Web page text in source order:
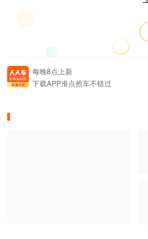
每晚8点上新
下载APP准点抢车不错过